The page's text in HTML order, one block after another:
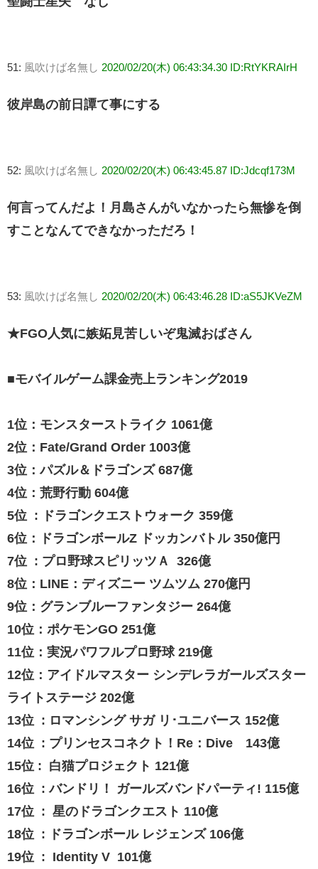
51: 風吹けば名無し 2020/02/20(木) 06:43:34.30 ID:RtYKRAIrH
彼岸島の前日譚て事にする
52: 風吹けば名無し 2020/02/20(木) 06:43:45.87 ID:Jdcqf173M
何言ってんだよ！月島さんがいなかったら無惨を倒
すことなんてできなかっただろ！
53: 風吹けば名無し 2020/02/20(木) 06:43:46.28 ID:aS5JKVeZM
★FGO人気に嫉妬見苦しいぞ鬼滅おばさん
■モバイルゲーム課金売上ランキング2019
1位：モンスターストライク 1061億
2位：Fate/Grand Order 1003億
3位：パズル＆ドラゴンズ 687億
4位：荒野行動 604億
5位 : ドラゴンクエストウォーク 359億
6位：ドラゴンボールZ ドッカンバトル 350億円
7位 : プロ野球スピリッツＡ 326億
8位：LINE：ディズニー ツムツム 270億円
9位：グランブルーファンタジー 264億
10位：ポケモンGO 251億
11位：実況パワフルプロ野球 219億
12位：アイドルマスター シンデレラガールズスター
ライトステージ 202億
13位 : ロマンシング サガ リ･ユニバース 152億
14位 : プリンセスコネクト！Re：Dive 143億
15位 : 白猫プロジェクト 121億
16位 : バンドリ！ ガールズバンドパーティ! 115億
17位 : 星のドラゴンクエスト 110億
18位 : ドラゴンボール レジェンズ 106億
19位 : Identity V 101億